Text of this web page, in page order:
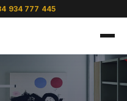
934 777 445